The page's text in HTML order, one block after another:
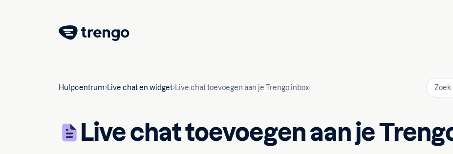
Hulpcentrum Live chat en widget Live chat toevoegen aan je Trengo inbox
Live chat toevoegen aan je